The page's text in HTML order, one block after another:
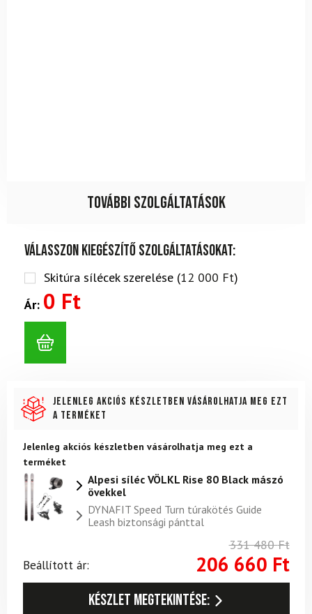
További szolgáltatások
Válasszon kiegészítő szolgáltatásokat:
Skitúra sílécek szerelése (12 000 Ft)
Ár: 0 Ft
Jelenleg akciós készletben vásárolhatja meg ezt
a terméket
Jelenleg akciós készletben vásárolhatja meg ezt a
terméket
Alpesi síléc VÖLKL Rise 80 Black mászó
övekkel
DYNAFIT Speed Turn túrakötés Guide
Leash biztonsági pánttal
331 480Ft
Beállított ár:
206 660 Ft
Készlet megtekintése: